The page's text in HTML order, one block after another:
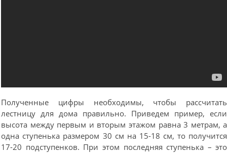
Полученные цифры необходимы, чтобы рассчитать
лестницу для дома правильно. Приведем пример, если
высота между первым и вторым этажом равна 3 метрам, а
одна ступенька размером 30 см на 15-18 см, то получится
17-20 подступенков. При этом последняя ступенька – это